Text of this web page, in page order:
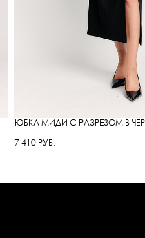
ЮБКА МИДИ С РАЗРЕЗОМ В
7 410 РУБ.